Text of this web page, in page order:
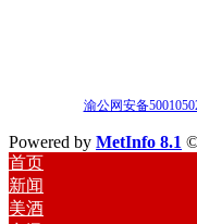
渝公网安备
Powered by MetInfo 8.1
首页
新闻
美酒